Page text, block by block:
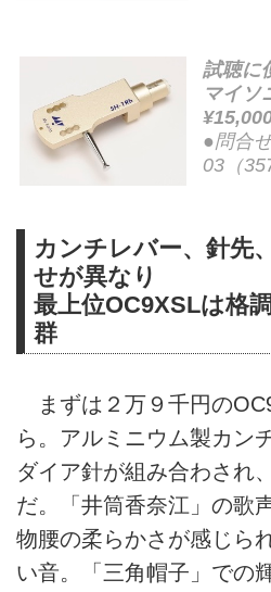
試聴に
マイソ
●問合
03（
カンチレバー、針先
せが異なり
最上位OC9XSLは格
群
まずは２万９千円の
ら。アルミニウム製カン
ダイア針が組み合わされ
だ。「井筒香奈江」の歌
物腰の柔らかさが感じら
い音。「三角帽子」での